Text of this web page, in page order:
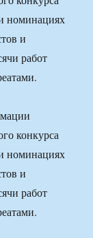
номинациях
и
работ
конкурса
номинациях
и
работ